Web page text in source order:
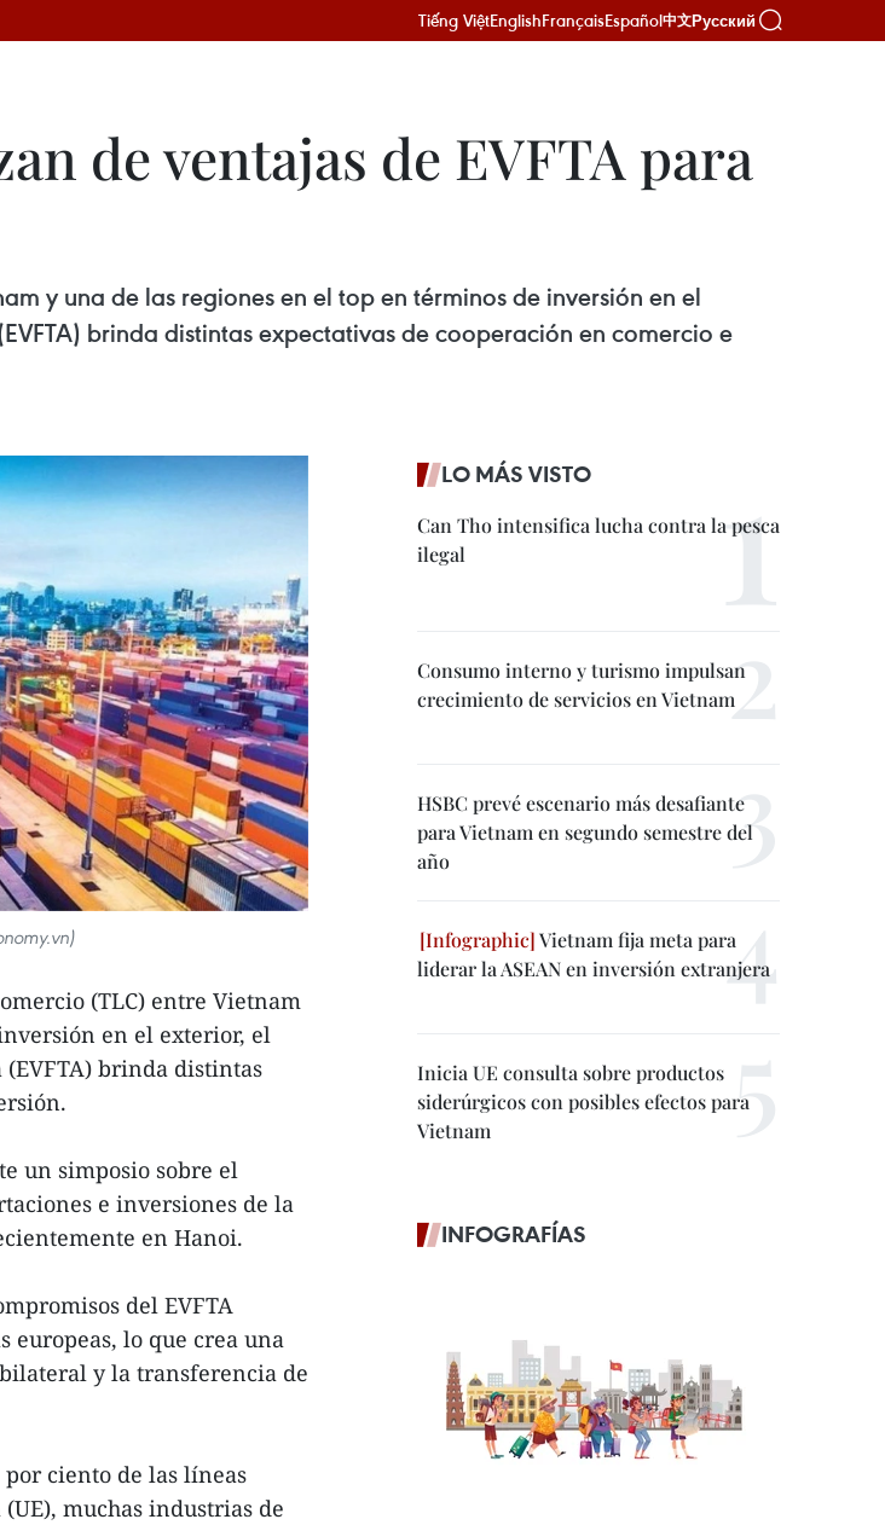
Tiếng ViệtEnglishFrançaisEspañol中文Русский
de ventajas de EVFTA para
y una de las regiones en el top en términos de inversión en el
brinda distintas expectativas de cooperación en comercio e
(TLC) entre Vietnam
en el exterior, el
brinda distintas
un simposio sobre el
e inversiones de la
en Hanoi.
del EVFTA
europeas, lo que crea una
y la transferencia de
ciento de las líneas
muchas industrias de
LO MÁS VISTO
Can Tho intensifica lucha contra la pesca
ilegal
Consumo interno y turismo impulsan
crecimiento de servicios en Vietnam
HSBC prevé escenario más desafiante
para Vietnam en segundo semestre del
año
Vietnam fija meta para
liderar la ASEAN en inversión extranjera
Inicia UE consulta sobre productos
siderúrgicos con posibles efectos para
Vietnam
INFOGRAFÍAS